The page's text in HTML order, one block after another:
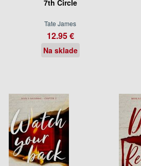
7th Circle
Tate James
12.95 €
Na sklade